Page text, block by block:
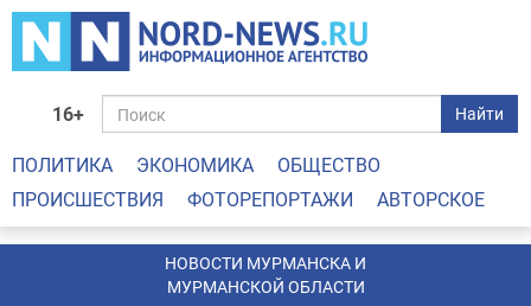
16+ Найти
ПОЛИТИКА ЭКОНОМИКА
ОБЩЕСТВО
ПРОИСШЕСТВИЯ
ФОТОРЕПОРТАЖИ АВТОРСКОЕ
НОВОСТИ МУРМАНСКА И
МУРМАНСКОЙ ОБЛАСТИ